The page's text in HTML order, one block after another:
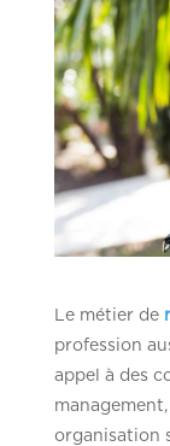
Le métier de
profession
appel à des
organisation